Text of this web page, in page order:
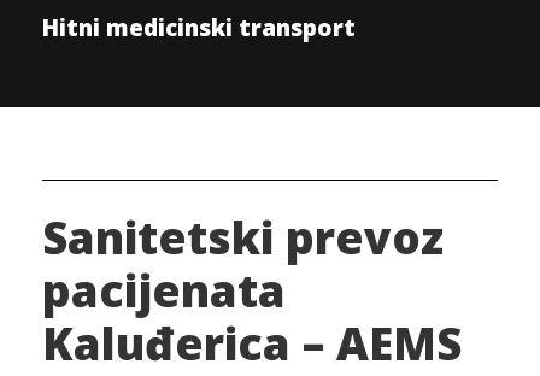
Hitni medicinski transport
Sanitetski prevoz
pacijenata
Kaluđerica – AEMS